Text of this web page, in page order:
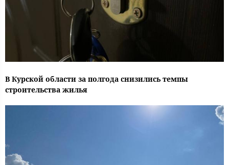
В Курской области за полгода снизились темпы
строительства жилья